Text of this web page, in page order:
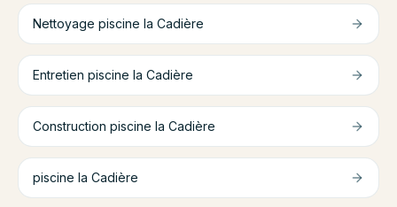
Nettoyage piscine la Cadière
Entretien piscine la Cadière
Construction piscine la Cadière
piscine la Cadière